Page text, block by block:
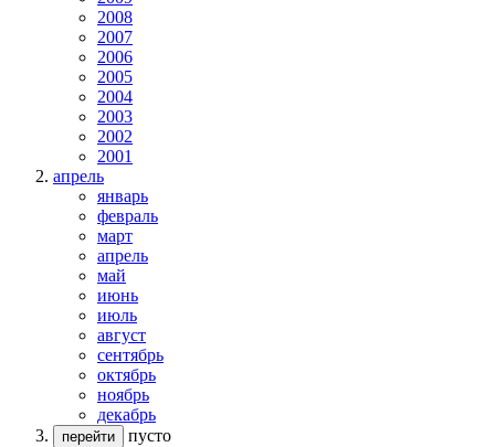
2008
2007
2006
2005
2004
2003
2002
2001
апрель
январь
февраль
март
апрель
май
июнь
июль
август
сентябрь
октябрь
ноябрь
декабрь
перейти пусто